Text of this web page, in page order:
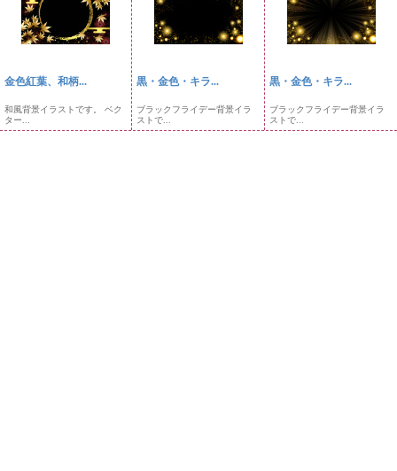
金色紅葉、和柄...
和風背景イラストです。 ベク
ター...
黒・金色・キラ...
ブラックフライデー背景イラ
ストで...
黒・金色・キラ...
ブラックフライデー背景イラ
ストで...